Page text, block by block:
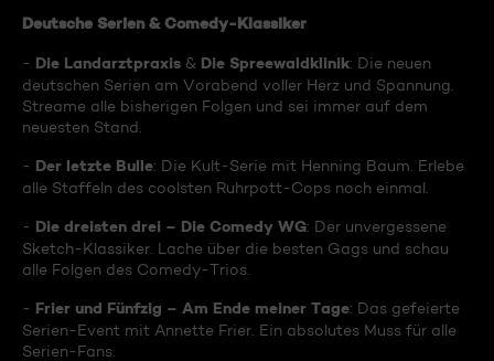
Deutsche Serien & Comedy-Klassiker
- Die Landarztpraxis & Die Spreewaldklinik: Die neuen
deutschen Serien am Vorabend voller Herz und Spannung.
Streame alle bisherigen Folgen und sei immer auf dem
neuesten Stand.
- Der letzte Bulle: Die Kult-Serie mit Henning Baum. Erlebe
alle Staffeln des coolsten Ruhrpott-Cops noch einmal.
- Die dreisten drei – Die Comedy WG: Der unvergessene
Sketch-Klassiker. Lache über die besten Gags und schau
alle Folgen des Comedy-Trios.
- Frier und Fünfzig – Am Ende meiner Tage: Das gefeierte
Serien-Event mit Annette Frier. Ein absolutes Muss für alle
Serien-Fans.